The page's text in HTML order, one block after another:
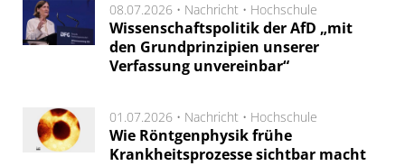
08.07.2026 • Nachricht • Hochschule
Wissenschaftspolitik der AfD „mit
den Grundprinzipien unserer
Verfassung unvereinbar“
01.07.2026 • Nachricht • Hochschule
Wie Röntgenphysik frühe
Krankheitsprozesse sichtbar macht